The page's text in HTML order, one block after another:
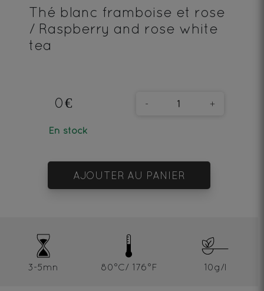
Thé blanc framboise et rose
/ Raspberry and rose white
tea
0€
En stock
- +
AJOUTER AU PANIER
3-5mn 80°C/ 176°F 10g/l